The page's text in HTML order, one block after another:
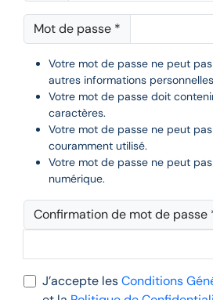
Mot de passe *
Votre mot de passe ne peut
autres informations
Votre mot de passe doit
caractères.
Votre mot de passe ne peut
couramment utilisé.
Votre mot de passe ne peut
numérique.
Confirmation de mot de passe
J’accepte lesConditions